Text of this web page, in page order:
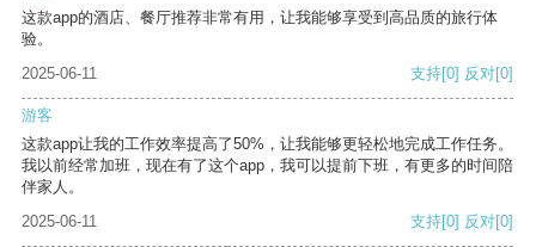
这款app的酒店、餐厅推荐非常有用，让我能够享受到高品质的旅行体
验。
2025-06-11
支持[0] 反对[0]
游客
这款app让我的工作效率提高了50%，让我能够更轻松地完成工作任务。
我以前经常加班，现在有了这个app，我可以提前下班，有更多的时间陪
伴家人。
2025-06-11
支持[0] 反对[0]